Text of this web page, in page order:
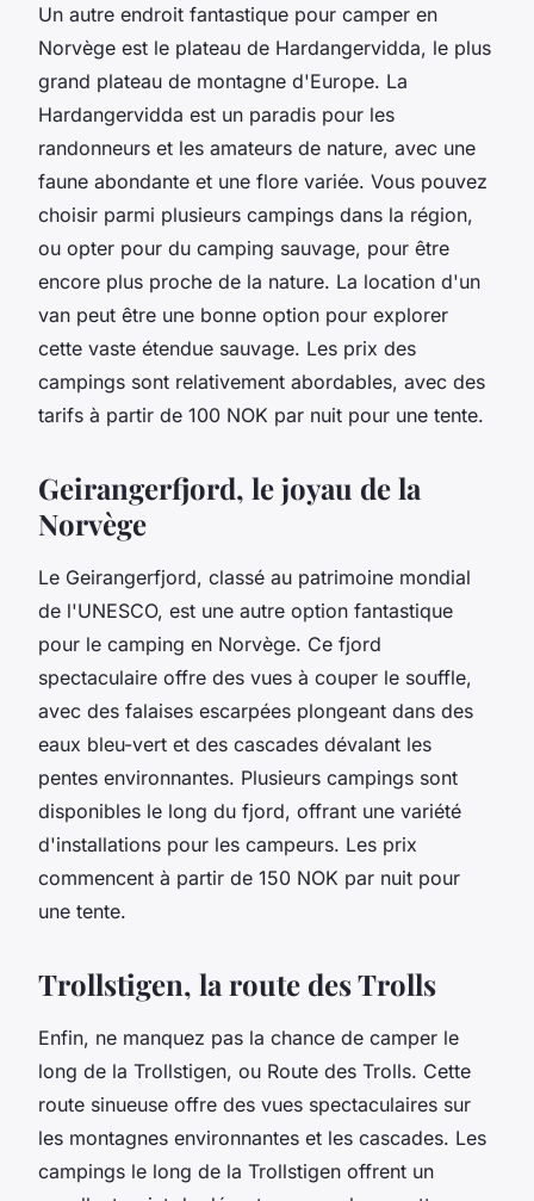
Un autre endroit fantastique pour camper en
Norvège est le plateau de Hardangervidda, le plus
grand plateau de montagne d'Europe. La
Hardangervidda est un paradis pour les
randonneurs et les amateurs de nature, avec une
faune abondante et une flore variée. Vous pouvez
choisir parmi plusieurs campings dans la région,
ou opter pour du camping sauvage, pour être
encore plus proche de la nature. La location d'un
van peut être une bonne option pour explorer
cette vaste étendue sauvage. Les prix des
campings sont relativement abordables, avec des
tarifs à partir de 100 NOK par nuit pour une tente.
Geirangerfjord, le joyau de la
Norvège
Le Geirangerfjord, classé au patrimoine mondial
de l'UNESCO, est une autre option fantastique
pour le camping en Norvège. Ce fjord
spectaculaire offre des vues à couper le souffle,
avec des falaises escarpées plongeant dans des
eaux bleu-vert et des cascades dévalant les
pentes environnantes. Plusieurs campings sont
disponibles le long du fjord, offrant une variété
d'installations pour les campeurs. Les prix
commencent à partir de 150 NOK par nuit pour
une tente.
Trollstigen, la route des Trolls
Enfin, ne manquez pas la chance de camper le
long de la Trollstigen, ou Route des Trolls. Cette
route sinueuse offre des vues spectaculaires sur
les montagnes environnantes et les cascades. Les
campings le long de la Trollstigen offrent un